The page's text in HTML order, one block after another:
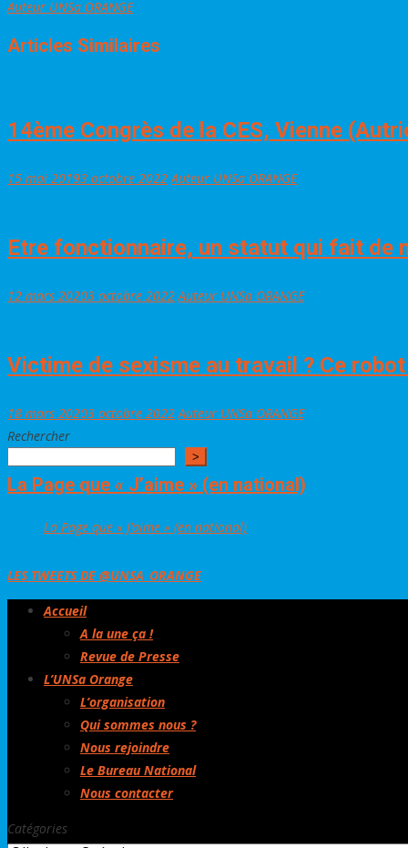
Auteur UNSa ORANGE
Articles Similaires
14ème Congrès de la CES, Vienne
15 mai 20193 octobre 2022 Auteur UNSa ORANGE
Etre fonctionnaire, un statut qui fait de
12 mars 20203 octobre 2022 Auteur UNSa ORANGE
Victime de sexisme au travail ? Ce
18 mars 20203 octobre 2022 Auteur UNSa ORANGE
Rechercher
>
La Page que « J’aime » (en national)
La Page que « J’aime » (en national)
LES TWEETS DE @UNSA_ORANGE
Accueil
A la une ça !
Revue de Presse
L’UNSa Orange
L’organisation
Qui sommes nous ?
Nous rejoindre
Le Bureau National
Nous contacter
Catégories